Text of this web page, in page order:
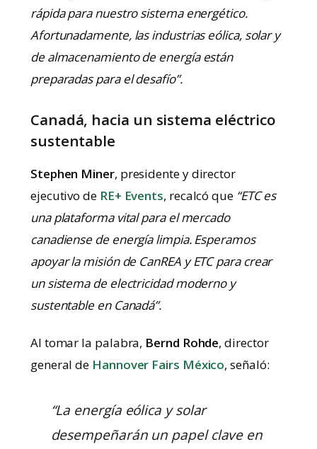
rápida para nuestro sistema energético.
Afortunadamente, las industrias eólica, solar y
de almacenamiento de energía están
preparadas para el desafío”.
Canadá, hacia un sistema eléctrico
sustentable
Stephen Miner, presidente y director
ejecutivo de RE+ Events, recalcó que “ETC es
una plataforma vital para el mercado
canadiense de energía limpia. Esperamos
apoyar la misión de CanREA y ETC para crear
un sistema de electricidad moderno y
sustentable en Canadá”.
Al tomar la palabra, Bernd Rohde, director
general de Hannover Fairs México, señaló:
“La energía eólica y solar
desempeñarán un papel clave en